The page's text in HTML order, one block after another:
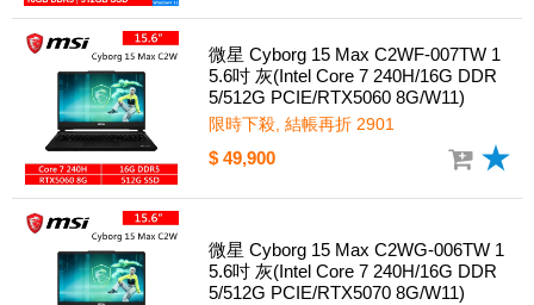
微星 Cyborg 15 Max C2WF-007TW 1
5.6吋 灰(Intel Core 7 240H/16G DDR
5/512G PCIE/RTX5060 8G/W11)
限時下殺, 結帳再折 2901
$ 49,900
微星 Cyborg 15 Max C2WG-006TW 1
5.6吋 灰(Intel Core 7 240H/16G DDR
5/512G PCIE/RTX5070 8G/W11)